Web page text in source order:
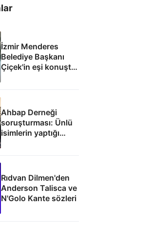
İzmir Menderes
Belediye Başkanı
Çiçek'in eşi konuştu:
Ahbap Derneği
soruşturması: Ünlü
isimlerin yaptığı
bağışlar
Rıdvan Dilmen'den
Anderson Talisca ve
N'Golo Kante sözleri